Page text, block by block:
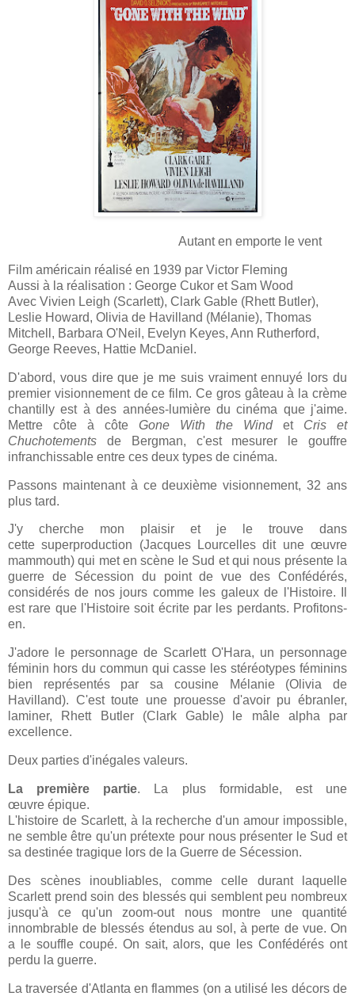
Autant en emporte le vent
Film américain réalisé en 1939 par Victor Fleming
Aussi à la réalisation : George Cukor et Sam Wood
Avec Vivien Leigh (Scarlett), Clark Gable (Rhett Butler),
Leslie Howard, Olivia de Havilland (Mélanie), Thomas
Mitchell, Barbara O'Neil, Evelyn Keyes, Ann Rutherford,
George Reeves, Hattie McDaniel.
D'abord, vous dire que je me suis vraiment ennuyé lors du
premier visionnement de ce film. Ce gros gâteau à la crème
chantilly est à des années-lumière du cinéma que j'aime.
Mettre côte à côte Gone With the Windet Cris et
Chuchotements de Bergman, c'est mesurer le gouffre
infranchissable entre ces deux types de cinéma.
Passons maintenant à ce deuxième visionnement, 32 ans
plus tard.
J'y cherche mon plaisir et je le trouve dans
cettesuperproduction (Jacques Lourcelles dit une œuvre
mammouth) qui met en scène le Sud et qui nous présente la
guerre de Sécession du point de vue des Confédérés,
considérés de nos jours comme les galeux de l'Histoire.
est rare que l'Histoire soit écrite par les perdants. Profitons-
en.
J'adore le personnage de Scarlett O'Hara, un personnage
féminin hors du commun qui casse les stéréotypes féminins
bien représentés par sa cousine Mélanie (Olivia de
Havilland). C'est toute une prouesse d'avoir pu ébranler,
laminer, Rhett Butler (Clark Gable) le mâle alpha par
excellence.
Deux parties d'inégales valeurs.
La première partie. La plus formidable, est une
œuvre épique.
L'histoire de Scarlett, à la recherche d'un amour impossible,
ne semble être qu'un prétexte pour nous présenter le Sud et
sa destinée tragique lors de la Guerre de Sécession.
Des scènes inoubliables, comme celle durant laquelle
Scarlett prend soin des blessés qui semblent peu nombreux
jusqu'à ce qu'un zoom-out nous montre une quantité
innombrable de blessés étendus au sol, à perte de vue. On
a le souffle coupé. On sait, alors, que les Confédérés ont
perdu la guerre.
La traversée d'Atlanta en flammes (on a utilisé les décors de